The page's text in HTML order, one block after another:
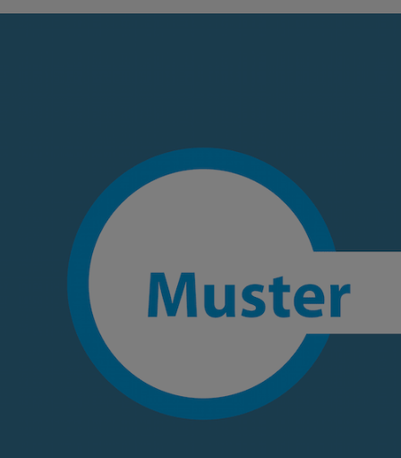
i